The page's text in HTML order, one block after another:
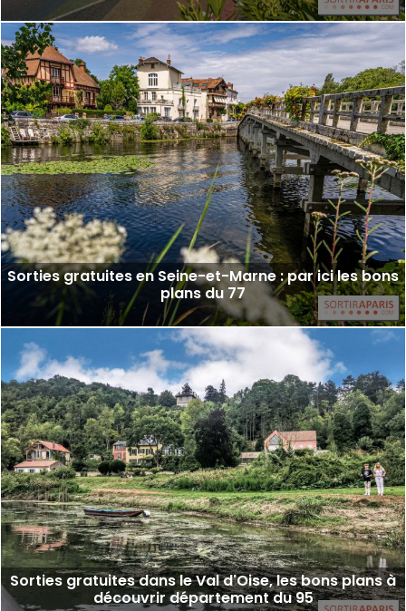
Sorties gratuites en Seine-et-Marne : par ici les bons
plans du 77
Sorties gratuites dans le Val d'Oise, les bons plans à
découvrir département du 95